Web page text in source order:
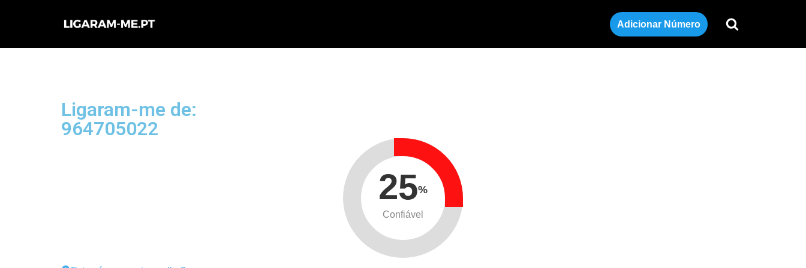
para
Adicionar Número
Ligaram-me de:
964705022
25%
Confiável